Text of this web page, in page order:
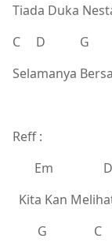
Tiada Duka
C D G
Selamanya
Reff :
Em D/
Kita Kan
G C